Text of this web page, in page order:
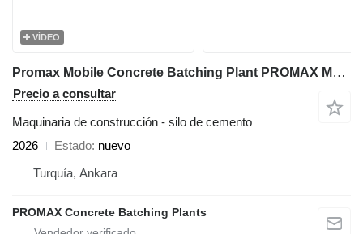
VÍDEO
Promax Mobile Concrete Batching Plant PROMAX M60-PLNT (60m³/h)
Precio a consultar
Maquinaria de construcción - silo de cemento
2026
Estado nuevo
Turquía, Ankara
PROMAX Concrete Batching Plants